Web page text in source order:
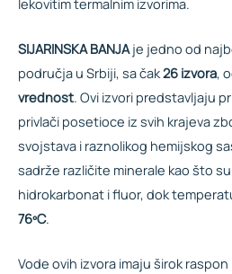
SIJARINSKA BANJAje jedno od
područja u Srbiji, sa čak26 izvora,
vrednost. Ovi izvori predstavljaju
privlači posetioce iz svih krajeva
svojstava i raznolikog hemijskog
sadrže različite minerale kao što
hidrokarbonat i fluor, dok
76ºC.
Vode ovih izvora imaju širok